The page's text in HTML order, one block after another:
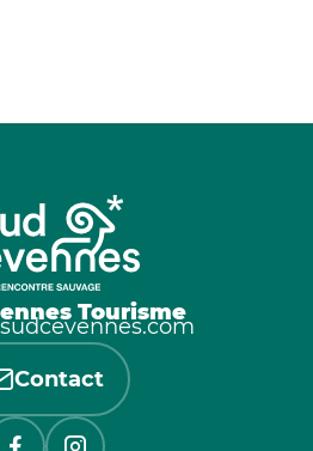
Tourisme
Contact